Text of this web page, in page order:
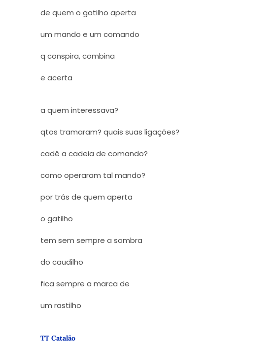
de quem o gatilho aperta
um mando e um comando
q conspira, combina
e acerta
a quem interessava?
qtos tramaram? quais suas ligações?
cadê a cadeia de comando?
como operaram tal mando?
por trás de quem aperta
o gatilho
tem sem sempre a sombra
do caudilho
fica sempre a marca de
um rastilho
TT Catalão